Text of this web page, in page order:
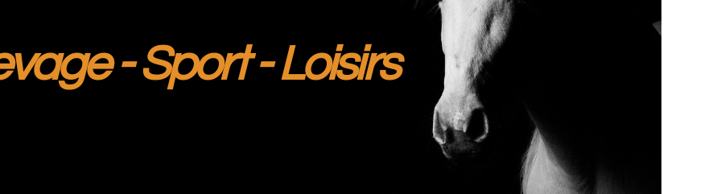
- Sport - Loisirs